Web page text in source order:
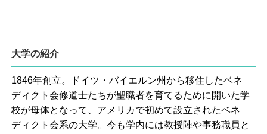
大学の紹介
1846年創立。ドイツ・バイエルン州から移住したベネ
ディクト会修道士たちが聖職者を育てるために開いた学
校が母体となって、アメリカで初めて設立されたベネ
ディクト会系の大学。今も学内には教授陣や事務職員と